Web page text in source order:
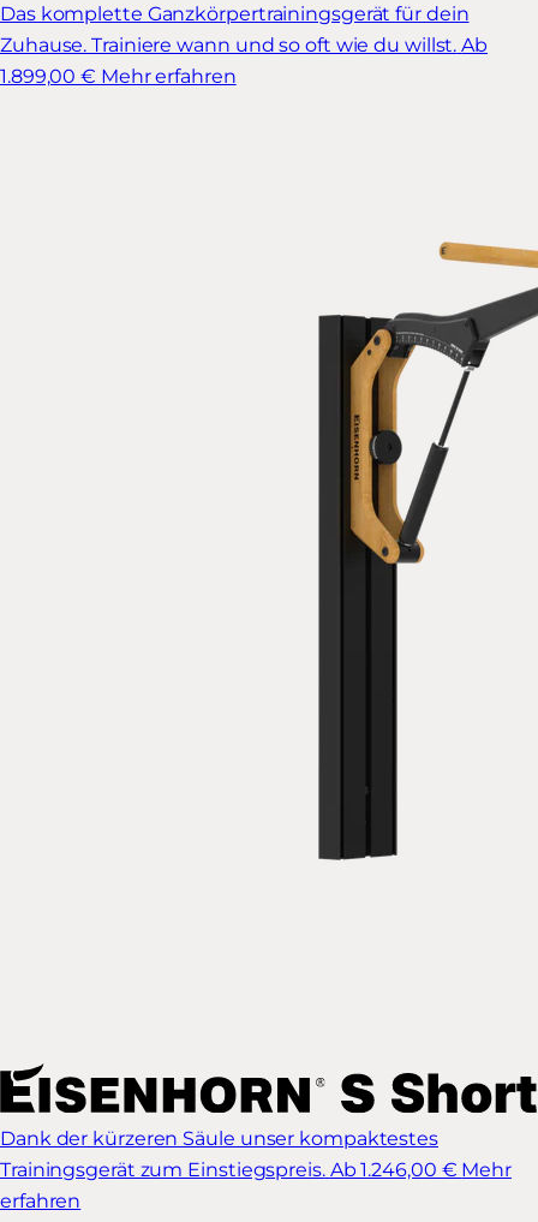
Das komplette Ganzkörpertrainingsgerät für dein
Zuhause. Trainiere wann und so oft wie du willst. Ab
1.899,00 € Mehr erfahren
Dank der kürzeren Säule unser kompaktestes
Trainingsgerät zum Einstiegspreis. Ab 1.246,00 € Mehr
erfahren